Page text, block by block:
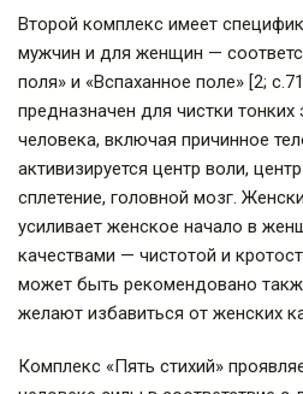
Второй комплекс имеет
мужчин и для женщин —
поля» и «Вспаханное поле» [2;
предназначен для чистки тонких
человека, включая причинное
активизируется центр воли,
сплетение, головной мозг.
усиливает женское начало в
качествами — чистотой и
может быть рекомендовано
желают избавиться от женских
Комплекс «Пять стихий»